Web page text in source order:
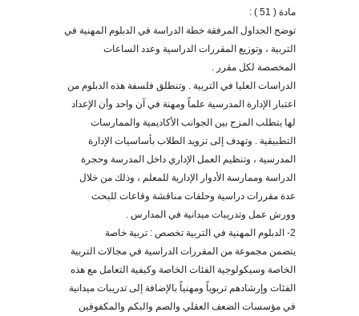
مادة ( 51 ) :
توضح الجداول المرفقة خطة الدراسة في الدبلوم المهنية في
التربية ، وتوزيع المقررات الدراسية وعدد الساعات
المخصصة لكل مقرر .
الدراسات العليا في التربية . وتنطلق فلسفة هذه الدبلوم من
اعتبار الإدارة المدرسية علماً ومهنة في آن واحد وأن الإعداد
لها يتطلب المزج بين الجوانب الأكاديمية والممارسات
التطبيقية . وتهدف إلى تزويد الطلاب بأساسيات الإدارة
المدرسية ، وتنظيم العمل الإداري داخل المدرسة وحجرة
الدراسة وممارسة الأدوار الإدارية للمعلم ، وذلك من خلال
عدة مقررات دراسية وحلقات مناقشة وقاعات للبحث
وورش عمل وتدريبات ميدانية في المدارس .
2- الدبلوم المهنية في التربية تخصص : تربية خاصة
يتضمن مجموعة من المقررات الدراسية في مجالات التربية
الخاصة وسيكولوجية الفئات الخاصة وكيفية التعامل مع هذه
الفئات وإرشادهم تربوياً ومهنياً بالإضافة إلى تدريبات ميدانية
في مؤسسات الضعف العقلي والصم والبكم والمكفوفين